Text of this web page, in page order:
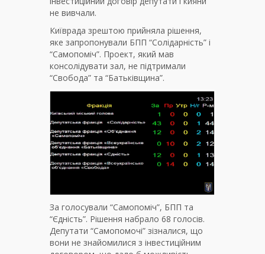
не вивчали.
Київрада зрештою прийняла рішення,
яке запропонували БПП “Солідарність” і
“Самопоміч”. Проект, який мав
консолідувати зал, не підтримали
“Свобода” та “Батьківщина”.
За голосували “Самопоміч”, БПП та
“Єдність”. Рішення набрало 68 голосів.
Депутати “Самопомочі” зізналися, що
вони не знайомилися з інвестиційним